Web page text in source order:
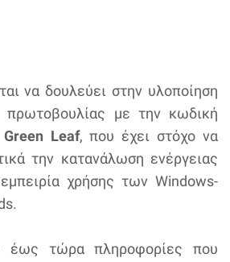
να δουλεύει στην υλοποίηση
πρωτοβουλίας με την κωδική
Leaf, που έχει στόχο να
την κατανάλωση ενέργειας
χρήσης των Windows-
έως τώρα πληροφορίες που